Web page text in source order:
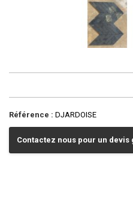
Référence : DJARDOISE
Contactez nous pour un devis